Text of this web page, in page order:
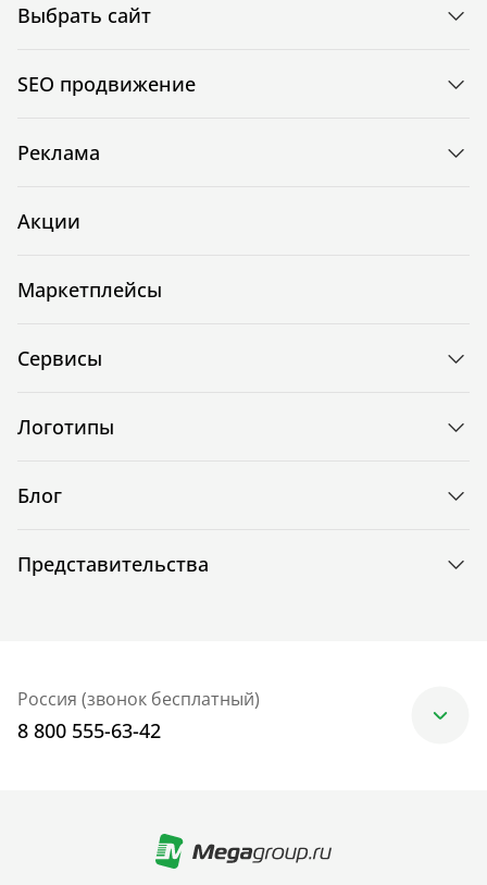
Выбрать сайт
SEO продвижение
Реклама
Акции
Маркетплейсы
Сервисы
Логотипы
Блог
Представительства
Россия (звонок бесплатный)
8 800 555-63-42
+7 (499) 705-30-10